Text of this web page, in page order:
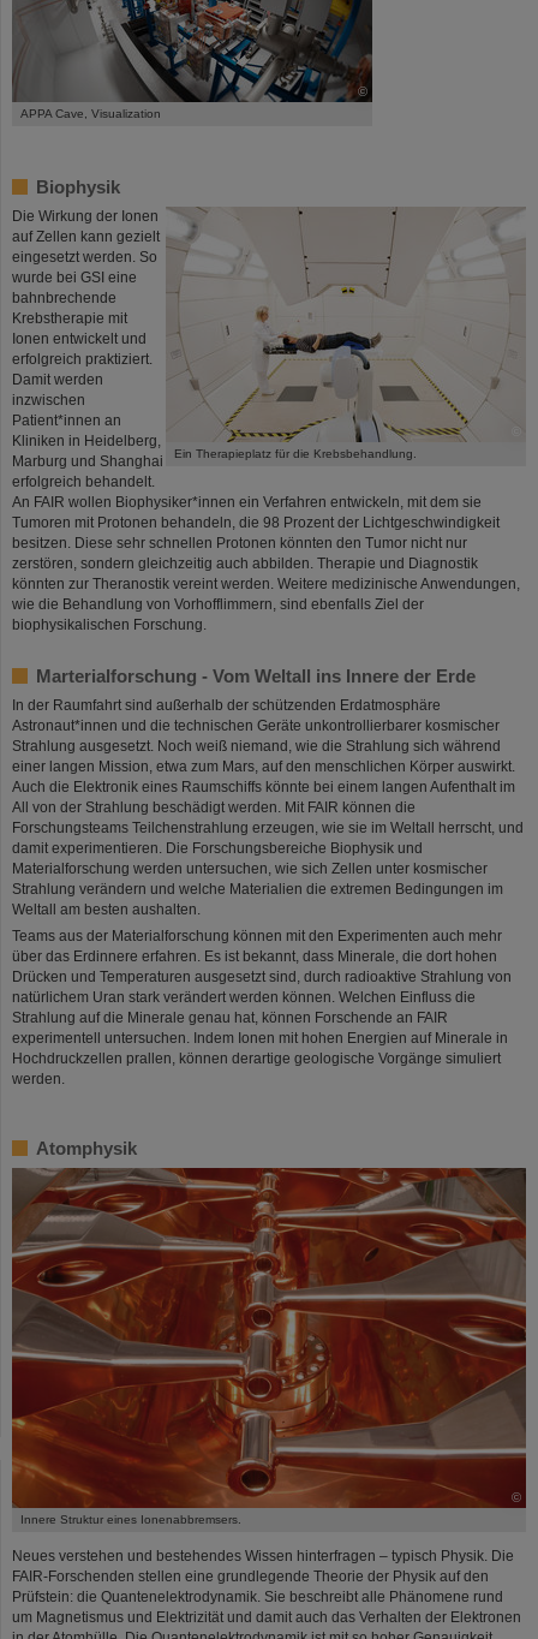
©
APPA Cave, Visualization
Biophysik
Ein Therapieplatz für die Krebsbehandlung.
Die Wirkung der Ionen
auf Zellen kann gezielt
eingesetzt werden. So
wurde bei GSI eine
bahnbrechende
Krebstherapie mit
Ionen entwickelt und
erfolgreich praktiziert.
Damit werden
inzwischen
Patient*innen an
Kliniken in Heidelberg,
Marburg und Shanghai
erfolgreich behandelt.
An FAIR wollen Biophysiker*innen ein Verfahren entwickeln, mit dem sie
Tumoren mit Protonen behandeln, die 98 Prozent der Lichtgeschwindigkeit
besitzen. Diese sehr schnellen Protonen könnten den Tumor nicht nur
zerstören, sondern gleichzeitig auch abbilden. Therapie und Diagnostik
könnten zur Theranostik vereint werden. Weitere medizinische Anwendungen,
wie die Behandlung von Vorhofflimmern, sind ebenfalls Ziel der
biophysikalischen Forschung.
Marterialforschung - Vom Weltall ins Innere der Erde
In der Raumfahrt sind außerhalb der schützenden Erdatmosphäre
Astronaut*innen und die technischen Geräte unkontrollierbarer kosmischer
Strahlung ausgesetzt. Noch weiß niemand, wie die Strahlung sich während
einer langen Mission, etwa zum Mars, auf den menschlichen Körper auswirkt.
Auch die Elektronik eines Raumschiffs könnte bei einem langen Aufenthalt im
All von der Strahlung beschädigt werden. Mit FAIR können die
Forschungsteams Teilchenstrahlung erzeugen, wie sie im Weltall herrscht, und
damit experimentieren. Die Forschungsbereiche Biophysik und
Materialforschung werden untersuchen, wie sich Zellen unter kosmischer
Strahlung verändern und welche Materialien die extremen Bedingungen im
Weltall am besten aushalten.
Teams aus der Materialforschung können mit den Experimenten auch mehr
über das Erdinnere erfahren. Es ist bekannt, dass Minerale, die dort hohen
Drücken und Temperaturen ausgesetzt sind, durch radioaktive Strahlung von
natürlichem Uran stark verändert werden können. Welchen Einfluss die
Strahlung auf die Minerale genau hat, können Forschende an FAIR
experimentell untersuchen. Indem Ionen mit hohen Energien auf Minerale in
Hochdruckzellen prallen, können derartige geologische Vorgänge simuliert
werden.
Atomphysik
©
Innere Struktur eines Ionenabbremsers.
Neues verstehen und bestehendes Wissen hinterfragen – typisch Physik. Die
FAIR-Forschenden stellen eine grundlegende Theorie der Physik auf den
Prüfstein: die Quantenelektrodynamik. Sie beschreibt alle Phänomene rund
um Magnetismus und Elektrizität und damit auch das Verhalten der Elektronen